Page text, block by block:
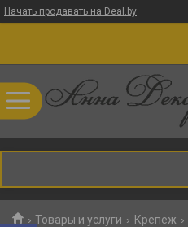
Начать продавать на Deal.by
Товары и услуги Крепеж